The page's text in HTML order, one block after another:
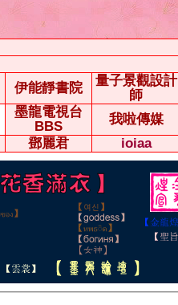
伊能靜書院
量子景觀設計
師
墨龍電視台
BBS
我啦傳媒
鄧麗君 ioiaa